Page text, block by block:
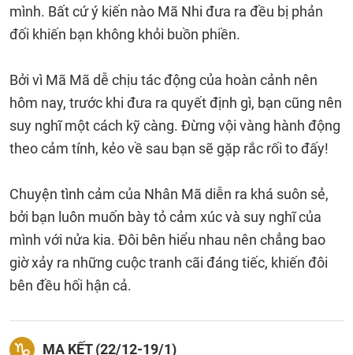
mình. Bất cứ ý kiến nào Mã Nhi đưa ra đều bị phản
đối khiến bạn không khỏi buồn phiền.
Bởi vì Mã Mã dễ chịu tác động của hoàn cảnh nên
hôm nay, trước khi đưa ra quyết định gì, bạn cũng nên
suy nghĩ một cách kỹ càng. Đừng vội vàng hành động
theo cảm tính, kẻo về sau bạn sẽ gặp rắc rối to đấy!
Chuyện tình cảm của Nhân Mã diễn ra khá suôn sẻ,
bởi bạn luôn muốn bày tỏ cảm xúc và suy nghĩ của
mình với nửa kia. Đôi bên hiểu nhau nên chẳng bao
giờ xảy ra những cuộc tranh cãi đáng tiếc, khiến đôi
bên đều hối hận cả.
MA KẾT (22/12-19/1)